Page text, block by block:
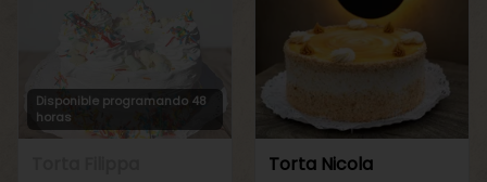
Disponible programando 48
horas
Torta Nicola